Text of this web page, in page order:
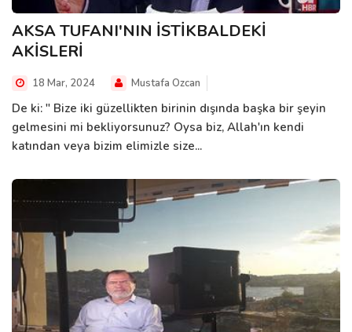
AKSA TUFANI'NIN İSTİKBALDEKİ
AKİSLERİ
18 Mar, 2024 Mustafa Ozcan
De ki: " Bize iki güzellikten birinin dışında başka bir şeyin
gelmesini mi bekliyorsunuz? Oysa biz, Allah'ın kendi
katından veya bizim elimizle size...